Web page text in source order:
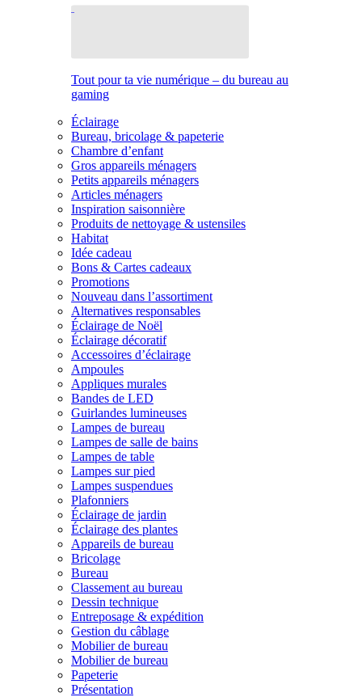
Tout pour ta vie numérique – du bureau au
gaming
Éclairage
Bureau, bricolage & papeterie
Chambre d’enfant
Gros appareils ménagers
Petits appareils ménagers
Articles ménagers
Inspiration saisonnière
Produits de nettoyage & ustensiles
Habitat
Idée cadeau
Bons & Cartes cadeaux
Promotions
Nouveau dans l’assortiment
Alternatives responsables
Éclairage de Noël
Éclairage décoratif
Accessoires d’éclairage
Ampoules
Appliques murales
Bandes de LED
Guirlandes lumineuses
Lampes de bureau
Lampes de salle de bains
Lampes de table
Lampes sur pied
Lampes suspendues
Plafonniers
Éclairage de jardin
Éclairage des plantes
Appareils de bureau
Bricolage
Bureau
Classement au bureau
Dessin technique
Entreposage & expédition
Gestion du câblage
Mobilier de bureau
Mobilier de bureau
Papeterie
Présentation